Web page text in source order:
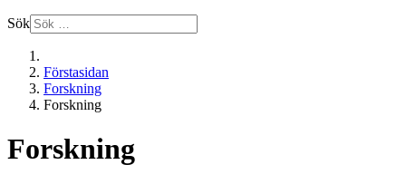
Sök
Förstasidan
Forskning
Forskning
Forskning